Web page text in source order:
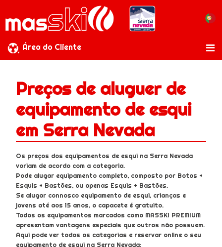
Área do Cliente
Preços de aluguer de
equipamento de esqui
em Serra Nevada
Os preços dos equipamentos de esqui na Serra Nevada
variam de acordo com a categoria.
Pode alugar equipamento completo, composto por Botas +
Esquis + Bastões, ou apenas Esquis + Bastões.
Se alugar connosco equipamento de esqui, crianças e
jovens até aos 15 anos, o capacete é gratuito.
Todos os equipamentos marcados como MASSKI PREMIUM
apresentam vantagens especiais que outros não possuem.
Aqui pode ver todas as categorias e reservar online o seu
equipamento de esqui na Serra Nevada: